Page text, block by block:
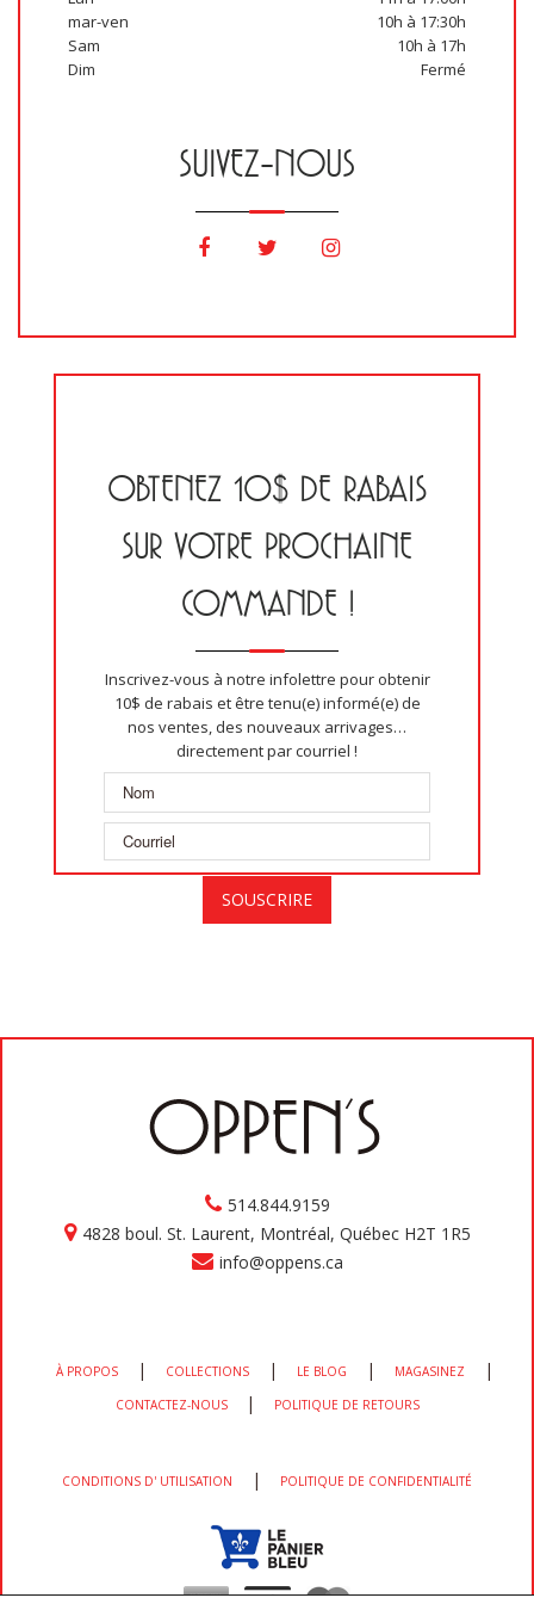
mar-ven
10h à 17:30h
Sam
10h à 17h
Dim
Fermé
SUIVEZ-NOUS
OBTENEZ 10$ DE RABAIS
SUR VOTRE PROCHAINE
COMMANDE !
Inscrivez-vous à notre infolettre pour obtenir
10$ de rabais et être tenu(e) informé(e) de
nos ventes, des nouveaux arrivages…
directement par courriel !
514.844.9159
4828 boul. St. Laurent, Montréal, Québec H2T 1R5
info@oppens.ca
À PROPOS | COLLECTIONS | LE BLOG | MAGASINEZ |
CONTACTEZ-NOUS | POLITIQUE DE RETOURS
CONDITIONS D' UTILISATION | POLITIQUE DE CONFIDENTIALITÉ